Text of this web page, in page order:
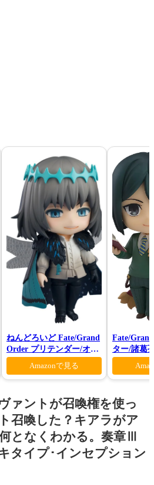
ねんどろいど Fate/Grand
Order プリテンダー/オベ
ロン ヴォーティガーン
Amazonで見る
Fate/
ター/諸葛
ァントが召喚権を使っ
召喚した？キアラがア
となくわかる。奏章Ⅲ
タイプ･インセプション